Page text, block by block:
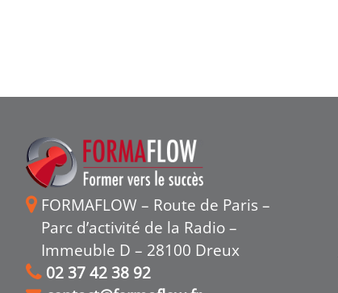
FORMAFLOW – Route de Paris –
Parc d’activité de la Radio –
Immeuble D – 28100 Dreux
02 37 42 38 92